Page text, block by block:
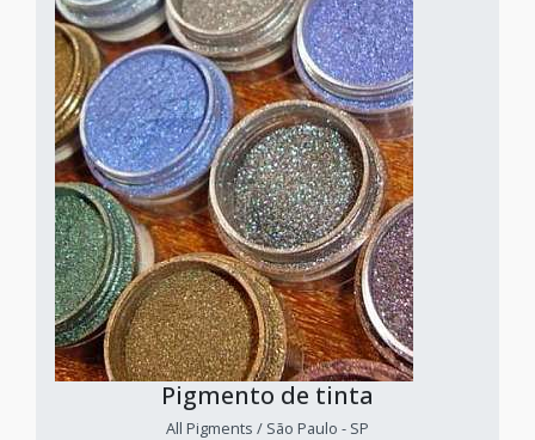
Pigmento de tinta
All Pigments / São Paulo - SP